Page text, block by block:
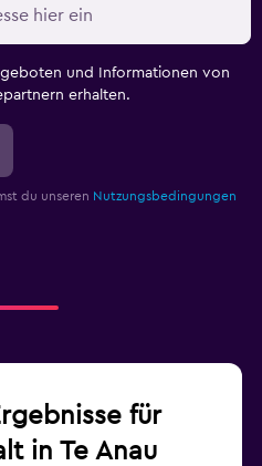
und Informationen von
erhalten.
du unseren Nutzungsbedingungen
für
in Te Anau